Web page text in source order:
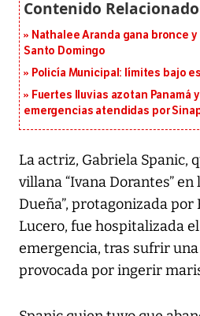
Nathalee Aranda gana bronce
Santo Domingo
Policía Municipal: límites bajo
Fuertes lluvias azotan Panamá
emergencias atendidas por
La actriz, Gabriela Spanic,
villana “Ivana Dorantes”
Dueña”, protagonizada por
Lucero, fue hospitalizada
emergencia, tras sufrir
provocada por ingerir